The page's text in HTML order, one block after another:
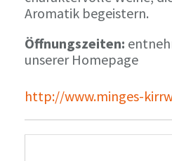
Aromatik begeistern.
Öffnungszeiten:
unserer Homepage
http://www.minges-